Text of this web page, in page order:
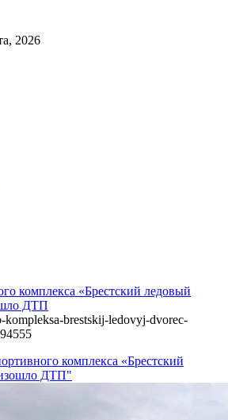
2026
комплекса «Брестский ледовый
ДТП
kompleksa-brestskij-ledovyj-dvorec-
комплекса «Брестский
ДТП"